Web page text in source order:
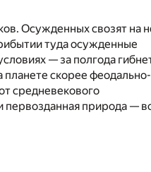
Осужденных свозят на
туда осужденные
— за полгода
скорее феодально-
средневекового
природа —